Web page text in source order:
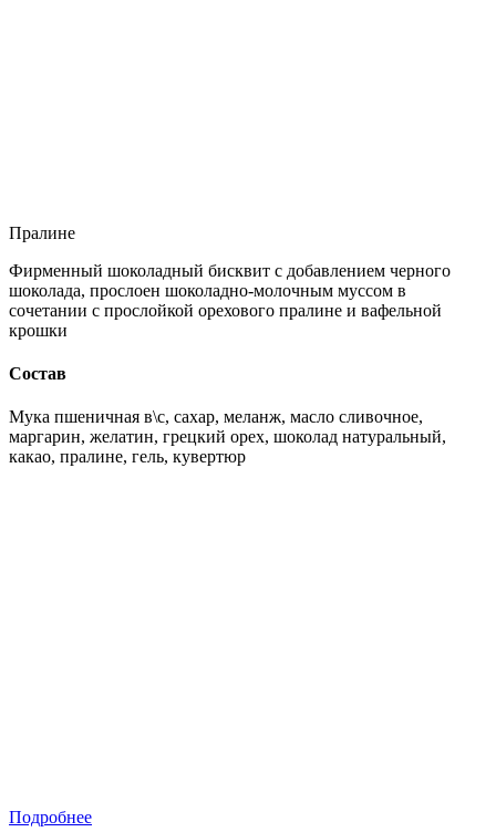
Пралине
Фирменный шоколадный бисквит с добавлением черного
шоколада, прослоен шоколадно-молочным муссом в
сочетании с прослойкой орехового пралине и вафельной
крошки
Состав
Мука пшеничная в\с, сахар, меланж, масло сливочное,
маргарин, желатин, грецкий орех, шоколад натуральный,
какао, пралине, гель, кувертюр
Подробнее